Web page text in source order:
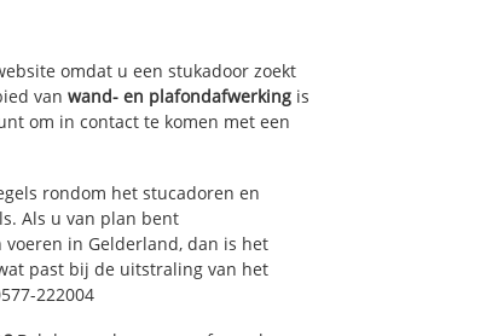
omdat u een stukadoor zoekt
van wand- en plafondafwerking is
om in contact te komen met een
rondom het stucadoren en
Als u van plan bent
in Gelderland, dan is het
past bij de uitstraling van het
222004